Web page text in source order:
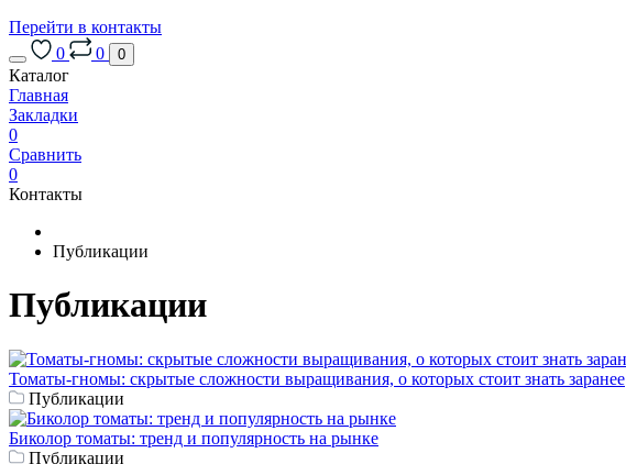
Перейти в контакты
0
0 0
Каталог
Главная
Закладки
0
Сравнить
0
Контакты
Публикации
Публикации
Томаты-гномы: скрытые сложности выращивания, о которых стоит знать заранее
Публикации
Биколор томаты: тренд и популярность на рынке
Публикации